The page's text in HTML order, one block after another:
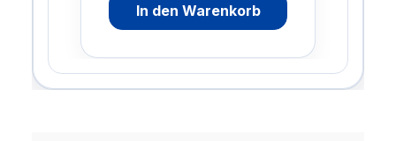
In den Warenkorb